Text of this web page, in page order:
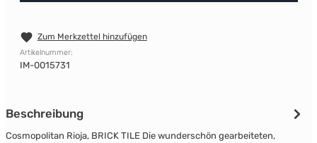
Zum Merkzettel hinzufügen
Artikelnummer:
IM-0015731
Beschreibung
Cosmopolitan Rioja, BRICK TILE Die wunderschön gearbeiteten,